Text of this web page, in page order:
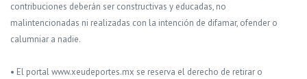
contribuciones deberán ser constructivas y educadas, no
malintencionadas ni realizadas con la intención de difamar, ofender o
calumniar a nadie.
• El portal www.xeudeportes.mx se reserva el derecho de retirar o